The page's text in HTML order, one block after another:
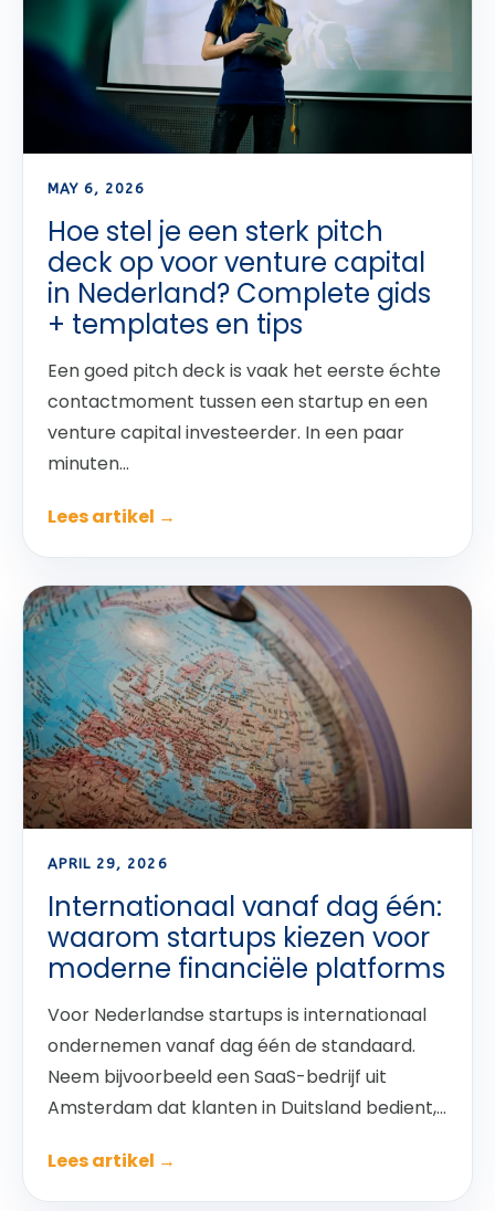
MAY 6, 2026
Hoe stel je een sterk pitch
deck op voor venture capital
in Nederland? Complete gids
+ templates en tips
Een goed pitch deck is vaak het eerste échte
contactmoment tussen een startup en een
venture capital investeerder. In een paar
minuten...
Lees artikel →
APRIL 29, 2026
Internationaal vanaf dag één:
waarom startups kiezen voor
moderne financiële platforms
Voor Nederlandse startups is internationaal
ondernemen vanaf dag één de standaard.
Neem bijvoorbeeld een SaaS-bedrijf uit
Amsterdam dat klanten in Duitsland bedient,...
Lees artikel →